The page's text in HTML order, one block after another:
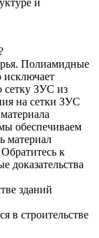
и
Полиамидные
исключает
сетку ЗУС из
на сетки ЗУС
обеспечиваем
материал
к
доказательства
зданий
в строительстве